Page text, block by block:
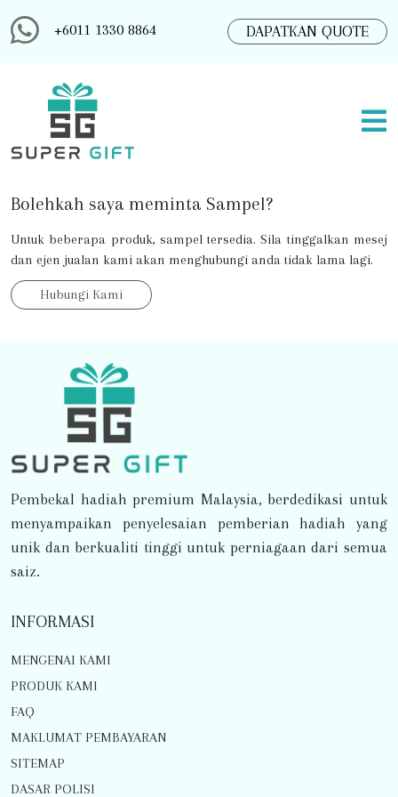
+6011 1330 8864 DAPATKAN QUOTE
Bolehkah saya meminta Sampel?
Untuk beberapa produk, sampel tersedia. Sila tinggalkan mesej
dan ejen jualan kami akan menghubungi anda tidak lama lagi.
Hubungi Kami
Pembekal hadiah premium Malaysia, berdedikasi untuk
menyampaikan penyelesaian pemberian hadiah yang
unik dan berkualiti tinggi untuk perniagaan dari semua
saiz.
INFORMASI
MENGENAI KAMI
PRODUK KAMI
FAQ
MAKLUMAT PEMBAYARAN
SITEMAP
DASAR POLISI